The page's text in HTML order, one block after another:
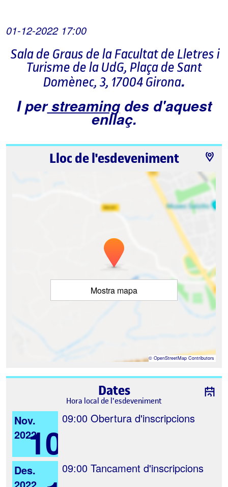
01-12-2022 17:00
Sala de Graus de la Facultat de Lletres i
Turisme de la UdG, Plaça de Sant
Domènec, 3, 17004 Girona.
I perstreamingdes d'aquest
enllaç.
Lloc de l'esdeveniment
Mostra mapa
© OpenStreetMap Contributors
Dates
Hora local de l'esdeveniment
Nov.
202210
09:00 Obertura d'inscripcions
Des.
09:00 Tancament d'inscripcions